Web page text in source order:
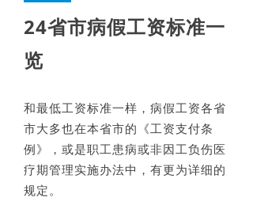
24省市病假工资标准一
览
和最低工资标准一样，病假工资各省
市大多也在本省市的《工资支付条
例》，或是职工患病或非因工负伤医
疗期管理实施办法中，有更为详细的
规定。